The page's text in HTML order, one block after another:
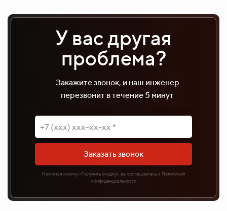
У вас другая
проблема?
Закажите звонок, и наш инженер
перезвонит в течение 5 минут
Заказать звонок
Нажимая кнопку «Получить скидку», вы соглашаетесь с Политикой
конфиденциальности